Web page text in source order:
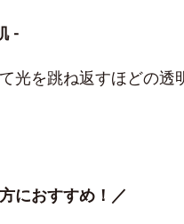
-
光を跳ね返すほどの透
におすすめ！／